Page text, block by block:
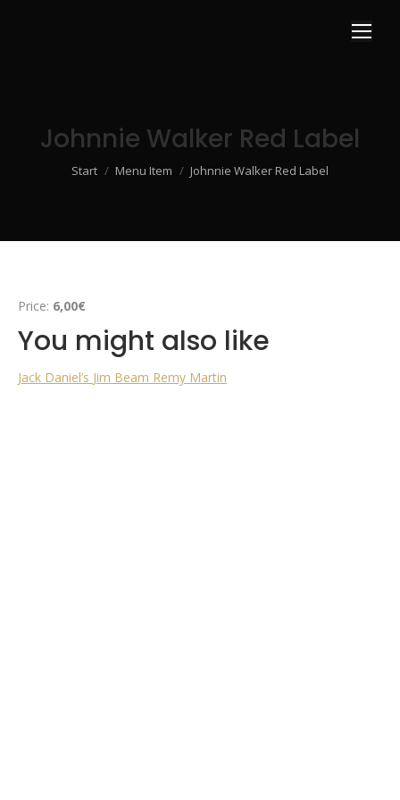
Johnnie Walker Red Label
Sie befinden sich hier:
Start Menu Item Johnnie Walker Red Label
Price: 6,00€
You might also like
Jack Daniel’s Jim Beam Remy Martin